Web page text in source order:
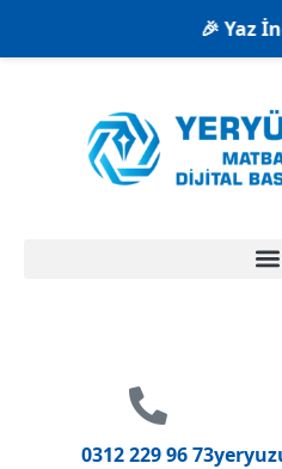
🎉 Yaz
0312 229 96 73